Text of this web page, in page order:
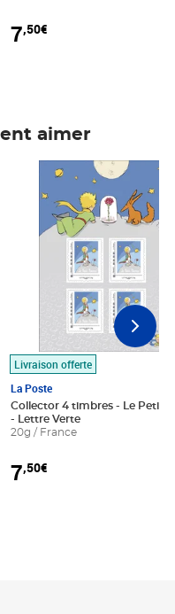
au panier
7,50€
aimer
au panier
Livraison offerte
La Poste
Collector 4 timbres - Le Petit
- Lettre Verte
20g / France
7,50€
Prix 7,50€